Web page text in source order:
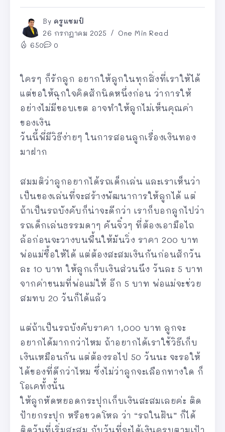
By ครูแชมป์
26 กรกฎาคม 2025
One Min Read
650
0
ใครๆ ก็รักลูก อยากให้ลูกในทุกสิ่งที่เราให้ได้
แต่ขอให้ฉุกใจคิดสักนิดหนึ่งก่อน ว่าการให้
อย่างไม่มีขอบเขต อาจทำให้ลูกไม่เห็นคุณค่า
ของเงิน
วันนี้พี่มีวิธีง่ายๆ ในการสอนลูกเรื่องเงินทอง
มาฝาก
สมมติว่าลูกอยากได้รถเด็กเล่น และเราเห็นว่า
เป็นของเล่นที่จะสร้างพัฒนาการให้ลูกได้ แต่
ถ้าเป็นรถบังคับก็น่าจะดีกว่า เราก็บอกลูกไปว่า
รถเด็กเล่นธรรมดาๆ คันจิ๋วๆ ที่ต้องเอามือไถ
ล้อก่อนจะวางบนพื้นให้มันวิ่ง ราคา 200 บาท
พ่อแม่ซื้อให้ได้ แต่ต้องสะสมเงินกันก่อนสักวัน
ละ 10 บาท ให้ลูกเก็บเงินส่วนนึง วันละ 5 บาท
จากค่าขนมที่พ่อแม่ให้ อีก 5 บาท พ่อแม่จะช่วย
สมทบ 20 วันก็ได้แล้ว
แต่ถ้าเป็นรถบังคับราคา 1,000 บาท ลูกจะ
อยากได้มากกว่าไหม ถ้าอยากได้เราใช้วิธีเก็บ
เงินเหมือนกัน แต่ต้องรอไป 50 วันนะ จะรอให้
ได้ของที่ดีกว่าไหม ซึ่งไม่ว่าลูกจะเลือกทางใด ก็
โอเคทั้งนั้น
ให้ลูกหัดหยอดกระปุกเก็บเงินสะสมเลยค่ะ ติด
ป้ายกระปุก หรือขวดโหล ว่า “รถในฝัน” ก็ได้
ติดวันที่เริ่มสะสม กับวันที่จะได้เงินครบตามเป้า